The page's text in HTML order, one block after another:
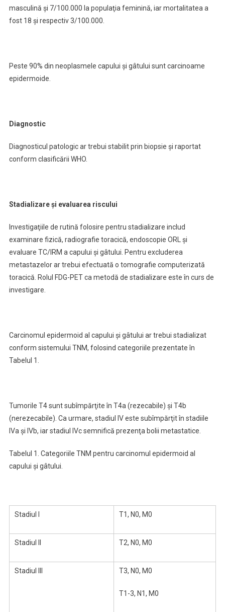
masculină şi 7/100.000 la populaţia feminină, iar mortalitatea a
fost 18 şi respectiv 3/100.000.
Peste 90% din neoplasmele capului şi gâtului sunt carcinoame
epidermoide.
Diagnostic
Diagnosticul patologic ar trebui stabilit prin biopsie şi raportat
conform clasificării WHO.
Stadializare şi evaluarea riscului
Investigaţiile de rutină folosire pentru stadializare includ
examinare fizică, radiografie toracică, endoscopie ORL şi
evaluare TC/IRM a capului şi gâtului. Pentru excluderea
metastazelor ar trebui efectuată o tomografie computerizată
toracică. Rolul FDG-PET ca metodă de stadializare este în curs de
investigare.
Carcinomul epidermoid al capului şi gâtului ar trebui stadializat
conform sistemului TNM, folosind categoriile prezentate în
Tabelul 1.
Tumorile T4 sunt subîmpărţite în T4a (rezecabile) şi T4b
(nerezecabile). Ca urmare, stadiul IV este subîmpărţit în stadiile
IVa şi IVb, iar stadiul IVc semnifică prezenţa bolii metastatice.
Tabelul 1. Categoriile TNM pentru carcinomul epidermoid al
capului şi gâtului.
Stadiul I T1, N0, M0
Stadiul II T2, N0, M0
Stadiul III T3, N0, M0
T1-3, N1, M0